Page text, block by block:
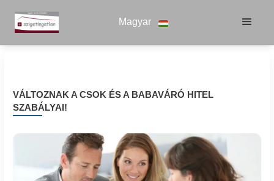
Magyar
VÁLTOZNAK A CSOK ÉS A BABAVÁRÓ HITEL
SZABÁLYAI!